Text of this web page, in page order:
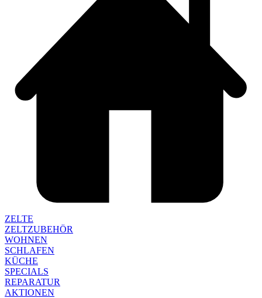
ZELTE
ZELTZUBEHÖR
WOHNEN
SCHLAFEN
KÜCHE
SPECIALS
REPARATUR
AKTIONEN